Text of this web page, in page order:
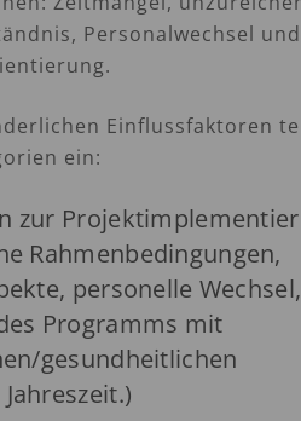
Personalwechsel und
Einflussfaktoren
ein:
zur
Rahmenbedingungen,
personelle Wechsel,
Programms mit
gesundheitlichen